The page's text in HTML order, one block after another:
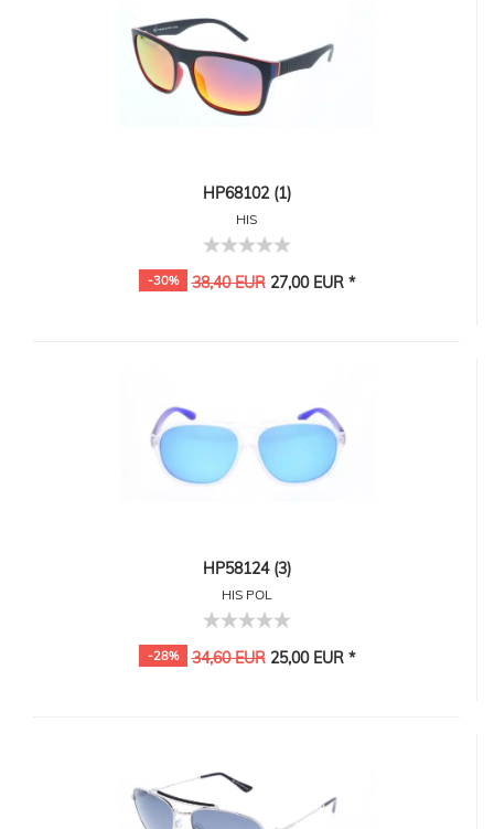
HP68102 (1)
HIS
-30% 38,40 EUR27,00 EUR *
HP58124 (3)
HIS POL
-28% 34,60 EUR25,00 EUR *